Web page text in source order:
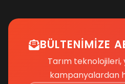
BÜLTENIMIZE
Tarım
kampanyalardan